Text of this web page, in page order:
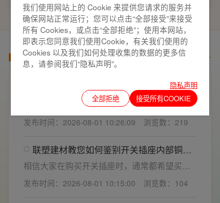
产品百科
家用开关电气套装选购要点，开关插座“七
开关插座作为家装电气系统的核心配件，直接
决定居家用电的安全性与实用性，选材好坏影
响着长期居住体验。想要一站式搞定全屋电气
关键。联塑建材总结专业选购“七看”技巧，帮大
家精准避坑，挑选安全耐用的开关插座产品。
发布时间：2026-08-01 10:26:09 浏览数：219
联塑建材教您如何鉴别开关插座内部铜片
质量
相信大家在购买开关插座时，通常都希望买到
一款寿命长，质量好的产品，那么对于开关插
座而言，其里面的铜片好坏就直接决定了它的
发布时间：2026-08-01 10:15:00 浏览数：104
我们使用网站上的 Cookie 来提供您请求的服务并
确保网站正常运行；您可以点击“全部接受”来接受
所有 Cookies，或点击“全部拒绝”；使用本网站，
即表示您同意我们使用Cookie，有关我们使用的
Cookies 以及我们如何处理收集的数据的更多信
息，请参阅我们“隐私声明”。
隐私声明
全部拒绝
接受所有COOKIE